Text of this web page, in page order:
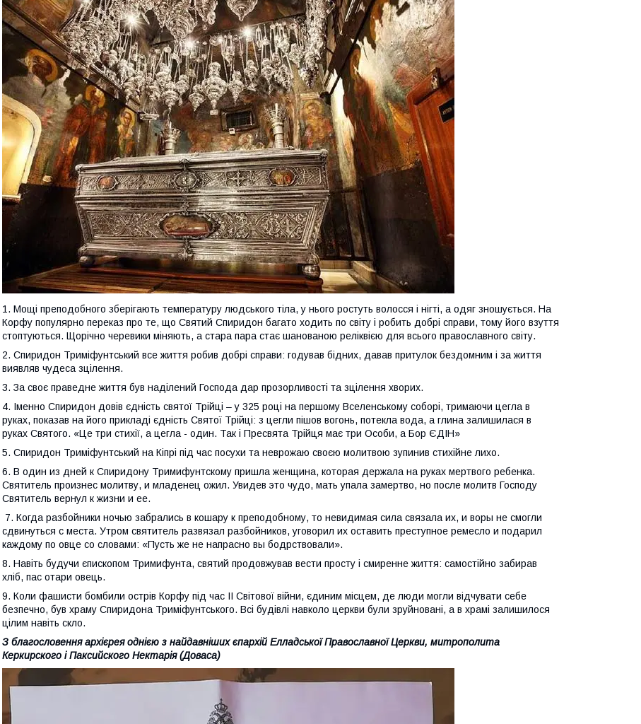
1. Мощі преподобного зберігають температуру людського тіла, у нього ростуть волосся і нігті, а одяг зношується. На
Корфу популярно переказ про те, що Святий Спиридон багато ходить по світу і робить добрі справи, тому його взуття
стоптуються. Щорічно черевики міняють, а стара пара стає шанованою реліквією для всього православного світу.
2. Спиридон Триміфунтський все життя робив добрі справи: годував бідних, давав притулок бездомним і за життя
виявляв чудеса зцілення.
3. За своє праведне життя був наділений Господа дар прозорливості та зцілення хворих.
4. Іменно Спиридон довів єдність святої Трійці – у 325 році на першому Вселенському соборі, тримаючи цегла в
руках, показав на його прикладі єдність Святої Трійці: з цегли пішов вогонь, потекла вода, а глина залишилася в
руках Святого. «Це три стихії, а цегла - один. Так і Пресвята Трійця має три Особи, а Бор ЄДІН»
5. Спиридон Триміфунтський на Кіпрі під час посухи та неврожаю своєю молитвою зупинив стихійне лихо.
6. В один из дней к Спиридону Тримифунтскому пришла женщина, которая держала на руках мертвого ребенка.
Святитель произнес молитву, и младенец ожил. Увидев это чудо, мать упала замертво, но после молитв Господу
Святитель вернул к жизни и ее.
7. Когда разбойники ночью забрались в кошару к преподобному, то невидимая сила связала их, и воры не смогли
сдвинуться с места. Утром святитель развязал разбойников, уговорил их оставить преступное ремесло и подарил
каждому по овце со словами: «Пусть же не напрасно вы бодрствовали».
8. Навіть будучи єпископом Тримифунта, святий продовжував вести просту і смиренне життя: самостійно забирав
хліб, пас отари овець.
9. Коли фашисти бомбили острів Корфу під час II Світової війни, єдиним місцем, де люди могли відчувати себе
безпечно, був храму Спиридона Триміфунтського. Всі будівлі навколо церкви були зруйновані, а в храмі залишилося
цілим навіть скло.
З благословення архієрея однією з найдавніших єпархій Елладської Православної Церкви, митрополита
Керкирского і Паксийского Нектарія (Доваса)